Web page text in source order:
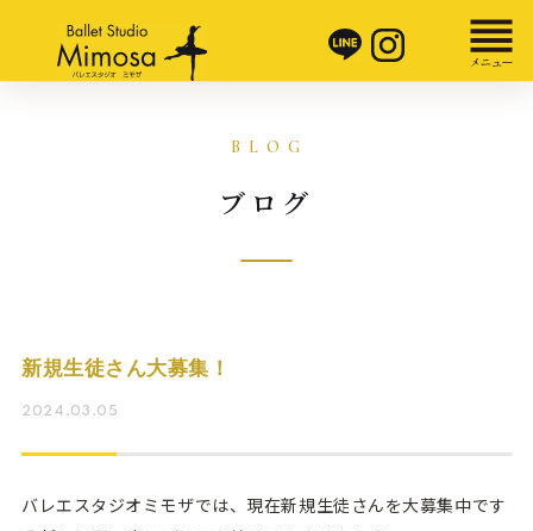
ブログ
新規生徒さん大募集！
2024.03.05
バレエスタジオミモザでは、現在新規生徒さんを大募集中です